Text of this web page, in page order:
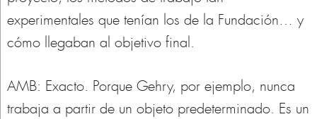
experimentales que tenían los de la Fundación… y
cómo llegaban al objetivo final.
AMB: Exacto. Porque Gehry, por ejemplo, nunca
trabaja a partir de un objeto predeterminado. Es un